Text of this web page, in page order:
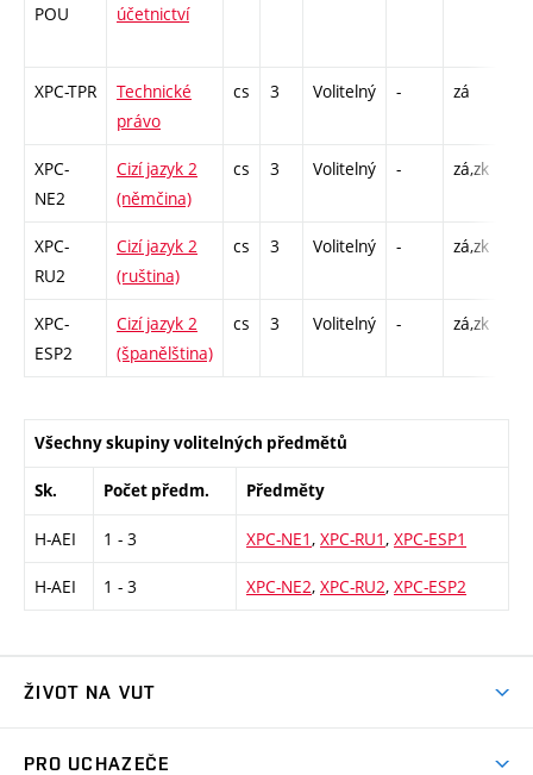
POU
účetnictví
XPC-TPR
Technické
právo
cs 3 Volitelný - zá
XPC-
NE2
Cizí jazyk 2
(němčina)
cs 3 Volitelný - zá,zk
XPC-
RU2
Cizí jazyk 2
(ruština)
cs 3 Volitelný - zá,zk
XPC-
ESP2
Cizí jazyk 2
(španělština)
cs 3 Volitelný - zá,zk
Všechny skupiny volitelných předmětů
Sk. Počet předm. Předměty
H-AEI 1 - 3 XPC-NE1 , XPC-RU1 , XPC-ESP1
H-AEI 1 - 3 XPC-NE2, XPC-RU2, XPC-ESP2
ŽIVOT NA VUT
PRO UCHAZEČE